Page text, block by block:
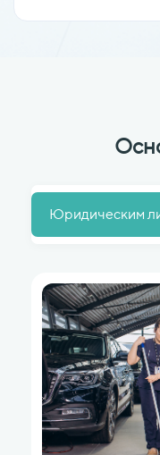
Юридическим